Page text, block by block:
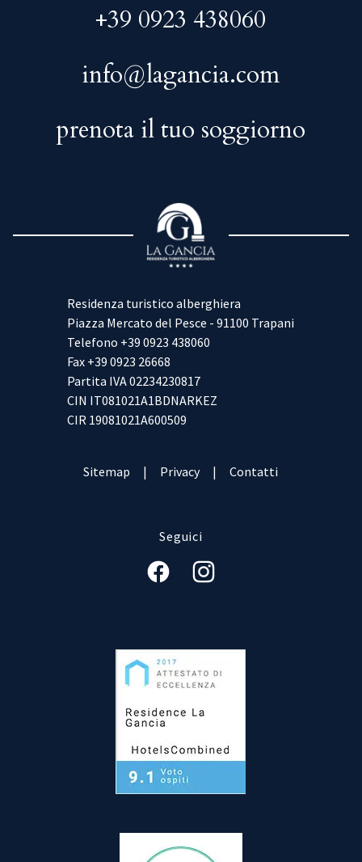
+39 0923 438060
info@lagancia.com
prenota il tuo soggiorno
Residenza turistico alberghiera
Piazza Mercato del Pesce - 91100 Trapani
Telefono +39 0923 438060
Fax +39 0923 26668
Partita IVA02234230817
CIN IT081021A1BDNARKEZ
CIR 19081021A600509
Sitemap | Privacy | Contatti
Seguici
FacebookInstagram